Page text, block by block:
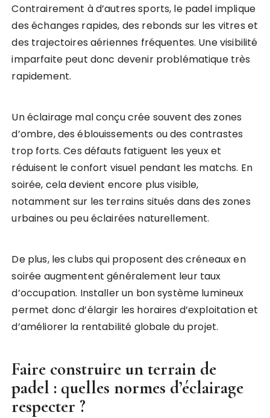
Contrairement à d’autres sports, le padel implique
des échanges rapides, des rebonds sur les vitres et
des trajectoires aériennes fréquentes. Une visibilité
imparfaite peut donc devenir problématique très
rapidement.
Un éclairage mal conçu crée souvent des zones
d’ombre, des éblouissements ou des contrastes
trop forts. Ces défauts fatiguent les yeux et
réduisent le confort visuel pendant les matchs. En
soirée, cela devient encore plus visible,
notamment sur les terrains situés dans des zones
urbaines ou peu éclairées naturellement.
De plus, les clubs qui proposent des créneaux en
soirée augmentent généralement leur taux
d’occupation. Installer un bon système lumineux
permet donc d’élargir les horaires d’exploitation et
d’améliorer la rentabilité globale du projet.
Faire construire un terrain de
padel : quelles normes d’éclairage
respecter ?